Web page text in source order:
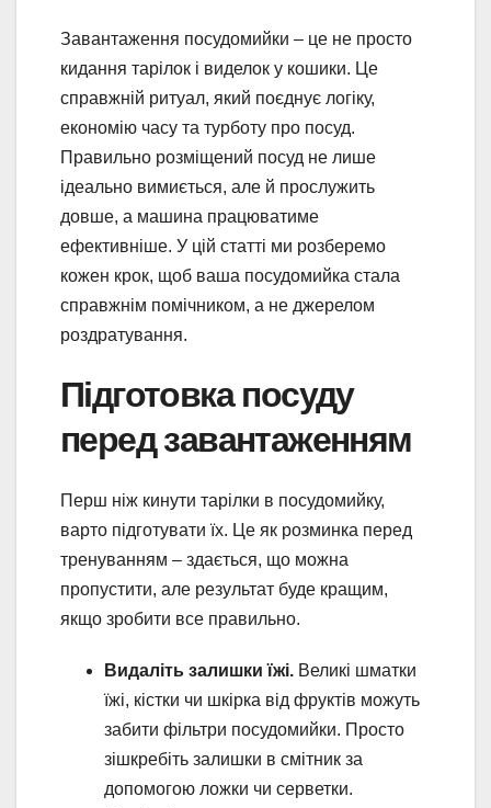
Завантаження посудомийки – це не просто
кидання тарілок і виделок у кошики. Це
справжній ритуал, який поєднує логіку,
економію часу та турботу про посуд.
Правильно розміщений посуд не лише
ідеально вимиється, але й прослужить
довше, а машина працюватиме
ефективніше. У цій статті ми розберемо
кожен крок, щоб ваша посудомийка стала
справжнім помічником, а не джерелом
роздратування.
Підготовка посуду
перед завантаженням
Перш ніж кинути тарілки в посудомийку,
варто підготувати їх. Це як розминка перед
тренуванням – здається, що можна
пропустити, але результат буде кращим,
якщо зробити все правильно.
Видаліть залишки їжі. Великі шматки
їжі, кістки чи шкірка від фруктів можуть
забити фільтри посудомийки. Просто
зішкребіть залишки в смітник за
допомогою ложки чи серветки.